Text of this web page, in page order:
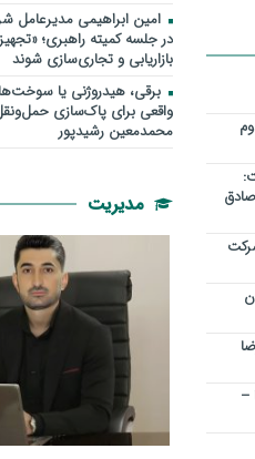
–
امین ابراهیمی مدیرعامل
در جلسه کمیته راهبری؛
بازاریابی و تجاری‌سازی شوند
برقی، هیدروژنی یا
واقعی برای پاک‌سازی
محمدمعین رشیدپور
مدیریت